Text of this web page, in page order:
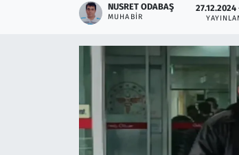
NUSRET ODABAŞ
MUHABIR
27.12.2024
Teknoloji ve Bilim
Televizyon